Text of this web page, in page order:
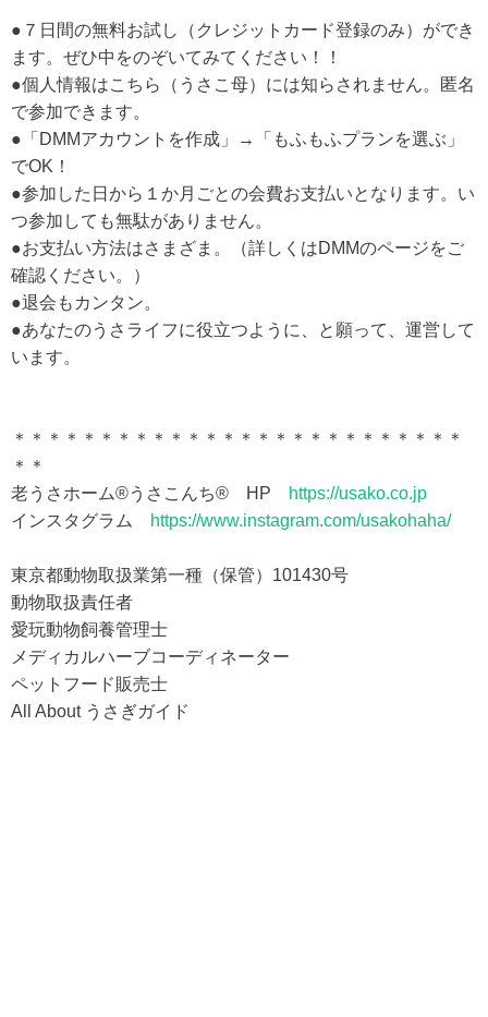
●７日間の無料お試し（クレジットカード登録のみ）ができ
ます。ぜひ中をのぞいてみてください！！
●個人情報はこちら（うさこ母）には知らされません。匿名
で参加できます。
●「DMMアカウントを作成」→「もふもふプランを選ぶ」
でOK！
●参加した日から１か月ごとの会費お支払いとなります。い
つ参加しても無駄がありません。
●お支払い方法はさまざま。（詳しくはDMMのページをご
確認ください。）
●退会もカンタン。
●あなたのうさライフに役立つように、と願って、運営して
います。
＊＊＊＊＊＊＊＊＊＊＊＊＊＊＊＊＊＊＊＊＊＊＊＊＊＊
＊＊
老うさホーム®うさこんち® HP
https://usako.co.jp
インスタグラム
https://www.instagram.com/usakohaha/
東京都動物取扱業第一種（保管）101430号
動物取扱責任者
愛玩動物飼養管理士
メディカルハーブコーディネーター
ペットフード販売士
All About うさぎガイド